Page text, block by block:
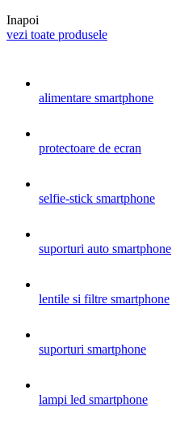
Inapoi
vezi toate produsele
alimentare smartphone
protectoare de ecran
selfie-stick smartphone
suporturi auto smartphone
lentile si filtre smartphone
suporturi smartphone
lampi led smartphone